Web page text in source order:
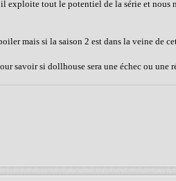
exploite tout le potentiel de la série et nous
mais si la saison 2 est dans la veine de
savoir si dollhouse sera une échec ou une